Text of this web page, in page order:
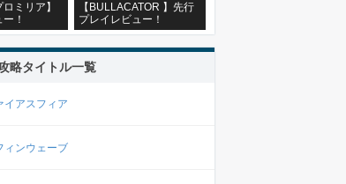
ロミリア】
！
【BULLACATOR 】先行
プレイレビュー！
略タイトル一覧
イアスフィア
ィンウェーブ